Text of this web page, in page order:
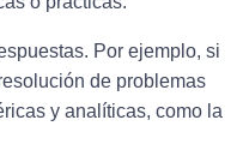
Por ejemplo, si
de problemas
y analíticas, como la